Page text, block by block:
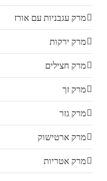
מרק עגבניות עם אורז
מרק ירקות
מרק חצילים
מרק זך
מרק גזר
מרק ארטישוק
מרק אטריות